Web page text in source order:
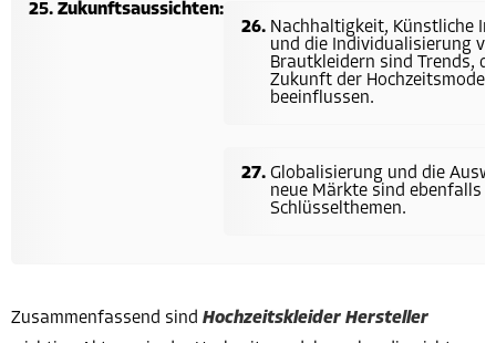
Zukunftsaussichten:
Nachhaltigkeit, Künstliche
und die Individualisierung
Brautkleidern sind Trends,
Zukunft der Hochzeitsmode
beeinflussen.
Globalisierung und die
neue Märkte sind ebenfalls
Schlüsselthemen.
Zusammenfassend sind Hochzeitskleider Hersteller